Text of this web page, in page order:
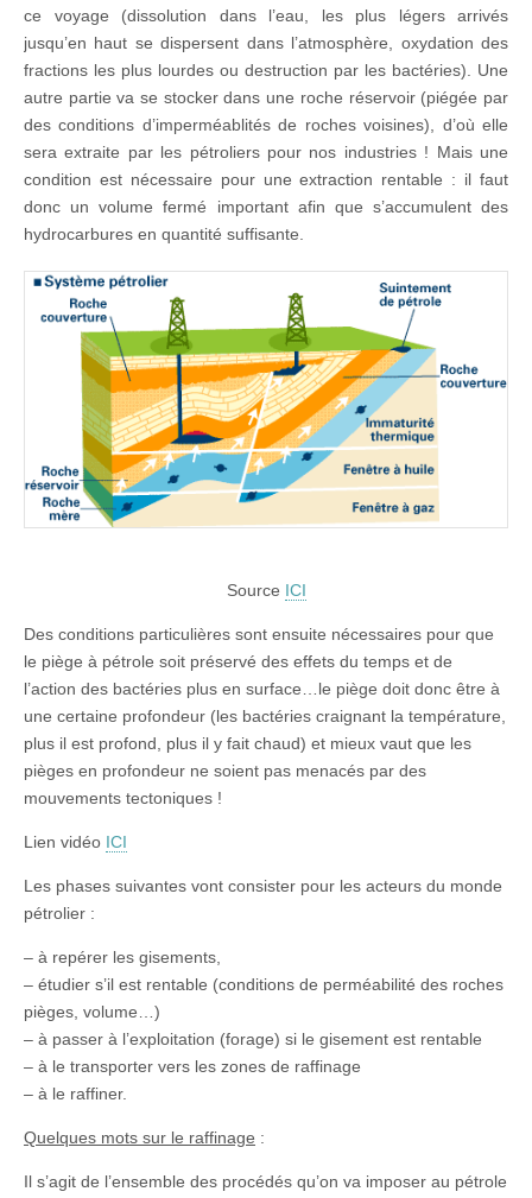
ce voyage (dissolution dans l’eau, les plus légers arrivés
jusqu’en haut se dispersent dans l’atmosphère, oxydation des
fractions les plus lourdes ou destruction par les bactéries). Une
autre partie va se stocker dans une roche réservoir (piégée par
des conditions d’imperméablités de roches voisines), d’où elle
sera extraite par les pétroliers pour nos industries ! Mais une
condition est nécessaire pour une extraction rentable : il faut
donc un volume fermé important afin que s’accumulent des
hydrocarbures en quantité suffisante.
Source ICI
Des conditions particulières sont ensuite nécessaires pour que
le piège à pétrole soit préservé des effets du temps et de
l’action des bactéries plus en surface…le piège doit donc être à
une certaine profondeur (les bactéries craignant la température,
plus il est profond, plus il y fait chaud) et mieux vaut que les
pièges en profondeur ne soient pas menacés par des
mouvements tectoniques !
Lien vidéo ICI
Les phases suivantes vont consister pour les acteurs du monde
pétrolier :
– à repérer les gisements,
– étudier s’il est rentable (conditions de perméabilité des roches
pièges, volume…)
– à passer à l’exploitation (forage) si le gisement est rentable
– à le transporter vers les zones de raffinage
– à le raffiner.
Quelques mots sur le raffinage :
Il s’agit de l’ensemble des procédés qu’on va imposer au pétrole